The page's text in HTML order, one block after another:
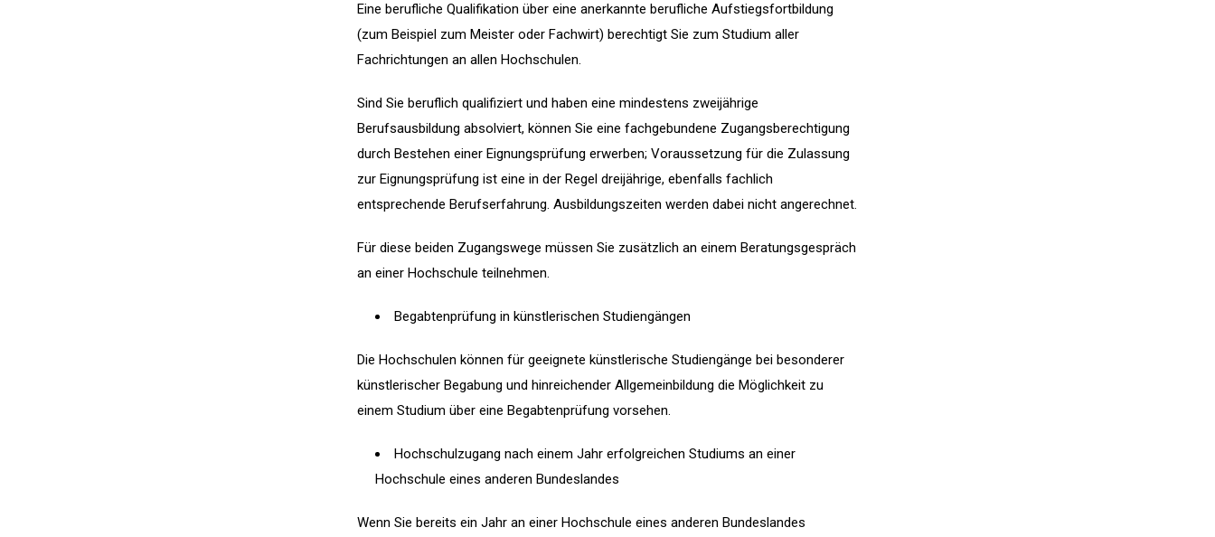
Eine berufliche Qualifikation über eine anerkannte berufliche Aufstiegsfortbildung
(zum Beispiel zum Meister oder Fachwirt) berechtigt Sie zum Studium aller
Fachrichtungen an allen Hochschulen.
Sind Sie beruflich qualifiziert und haben eine mindestens zweijährige
Berufsausbildung absolviert, können Sie eine fachgebundene Zugangsberechtigung
durch Bestehen einer Eignungsprüfung erwerben; Voraussetzung für die Zulassung
zur Eignungsprüfung ist eine in der Regel dreijährige, ebenfalls fachlich
entsprechende Berufserfahrung. Ausbildungszeiten werden dabei nicht angerechnet.
Für diese beiden Zugangswege müssen Sie zusätzlich an einem Beratungsgespräch
an einer Hochschule teilnehmen.
Begabtenprüfung in künstlerischen Studiengängen
Die Hochschulen können für geeignete künstlerische Studiengänge bei besonderer
künstlerischer Begabung und hinreichender Allgemeinbildung die Möglichkeit zu
einem Studium über eine Begabtenprüfung vorsehen.
Hochschulzugang nach einem Jahr erfolgreichen Studiums an einer
Hochschule eines anderen Bundeslandes
Wenn Sie bereits ein Jahr an einer Hochschule eines anderen Bundeslandes